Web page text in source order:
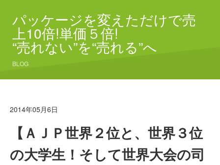
パッケージを変えただけで売
上10倍!単価５倍!
“売れない”を“売れる”へ
BLOG
2014年05月6日
【ＡＪＰ世界２位と、世界３位
の大学生！そして世界大会の司